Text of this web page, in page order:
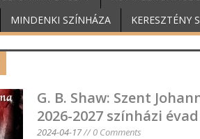
MINDENKI SZÍNHÁZA KERESZTÉNY
G. B. Shaw: Szent
2026-2027 színházi évad
2024-04-17// 0 Comments